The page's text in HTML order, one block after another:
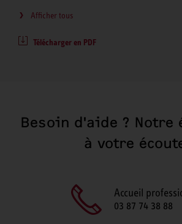
Afficher tous
Télécharger en PDF
Besoin d'aide ? Notre
à votre
Accueil
03 87 74 38 88